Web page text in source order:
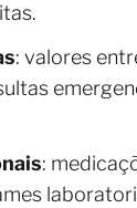
: valores
: